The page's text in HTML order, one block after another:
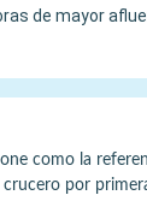
de mayor
como la
por